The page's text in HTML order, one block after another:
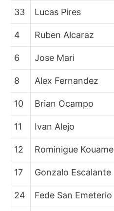
33 Lucas Pires
4 Ruben Alcaraz
6 Jose Mari
8 Alex Fernandez
10 Brian Ocampo
11 Ivan Alejo
12 Rominigue Kouame
17 Gonzalo Escalante
24 Fede San Emeterio